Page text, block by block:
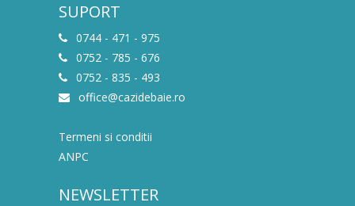
SUPORT
0744 - 471 - 975
0752 - 785 - 676
0752 - 835 - 493
office@cazidebaie.ro
Termeni si conditii
ANPC
NEWSLETTER